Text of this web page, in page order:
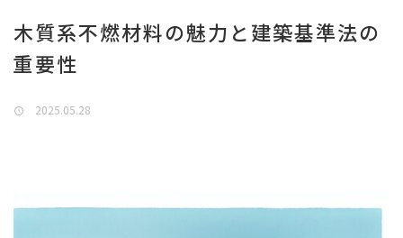
木質系不燃材料の魅力と建築基準法の
重要性
2025.05.28